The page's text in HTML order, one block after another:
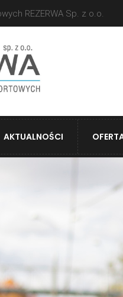
REZERWA Sp. z o.o.
AKTUALNOŚCI